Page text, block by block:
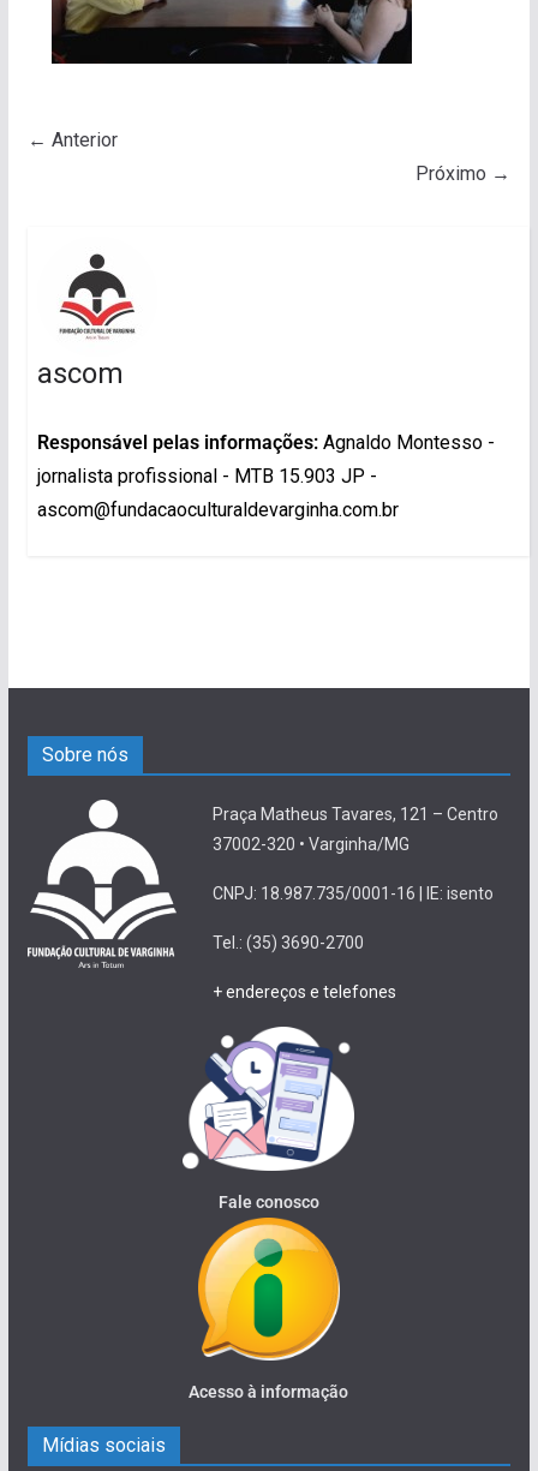
← Anterior
Próximo →
ascom
Responsável pelas informações:Agnaldo Montesso -
jornalista profissional - MTB 15.903 JP -
ascom@fundacaoculturaldevarginha.com.br
Sobre nós
Praça Matheus Tavares, 121 – Centro
37002-320 • Varginha/MG
CNPJ: 18.987.735/0001-16 | IE: isento
Tel.: (35) 3690-2700
+ endereços e telefones
Fale conosco
Acesso à informação
Mídias sociais